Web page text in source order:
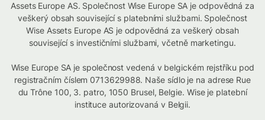
Assets Europe AS. Společnost Wise Europe SA je odpovědná za
veškerý obsah související s platebními službami. Společnost
Wise Assets Europe AS je odpovědná za veškerý obsah
související s investičními službami, včetně marketingu.
Wise Europe SA je společnost vedená v belgickém rejstříku pod
registračním číslem 0713629988. Naše sídlo je na adrese Rue
du Trône 100, 3. patro, 1050 Brusel, Belgie. Wise je platební
instituce autorizovaná v Belgii.